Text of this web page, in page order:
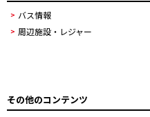
バス情報
周辺施設・レジャー
その他のコンテンツ